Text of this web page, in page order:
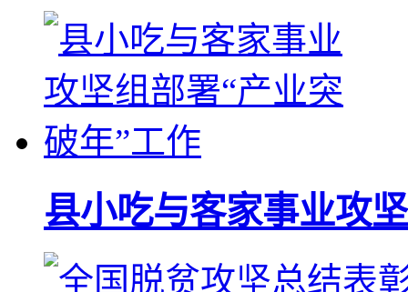
县小吃与客家事业攻